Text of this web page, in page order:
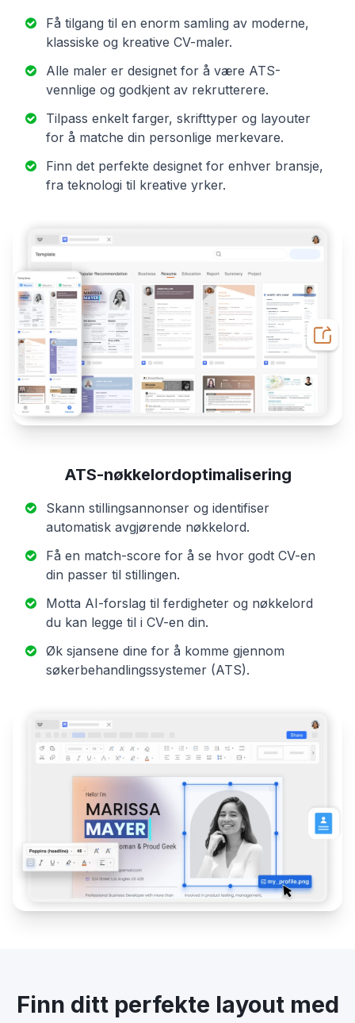
Få tilgang til en enorm samling av moderne,
klassiske og kreative CV-maler.
Alle maler er designet for å være ATS-
vennlige og godkjent av rekrutterere.
Tilpass enkelt farger, skrifttyper og layouter
for å matche din personlige merkevare.
Finn det perfekte designet for enhver bransje,
fra teknologi til kreative yrker.
ATS-nøkkelordoptimalisering
Skann stillingsannonser og identifiser
automatisk avgjørende nøkkelord.
Få en match-score for å se hvor godt CV-en
din passer til stillingen.
Motta AI-forslag til ferdigheter og nøkkelord
du kan legge til i CV-en din.
Øk sjansene dine for å komme gjennom
søkerbehandlingssystemer (ATS).
Finn ditt perfekte layout med